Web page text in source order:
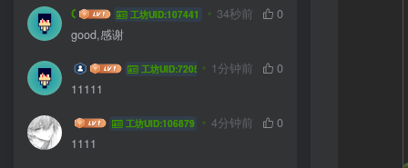
Cityzen_1234 工坊UID:107441 34秒前
0
good,感谢
JOY0621 工坊UID:72052 1分钟前
0
11111
Qurex 工坊UID:106879 4分钟前
0
1111